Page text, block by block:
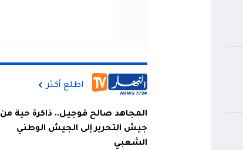
اطلع أكثر
المجاهد صالح قوجيل.. ذاكرة حية من
جيش التحرير إلى الجيش الوطني
الشعبي